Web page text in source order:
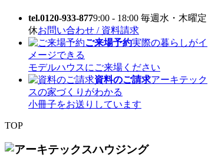
tel.0120-933-8779:00 - 18:00 毎週水・木曜定
休お問い合わせ / 資料請求
ご来場予約実際の暮らしがイ
メージできる
モデルハウスにご来場ください
資料のご請求アーキテック
スの家づくりがわかる
小冊子をお送りしています
TOP